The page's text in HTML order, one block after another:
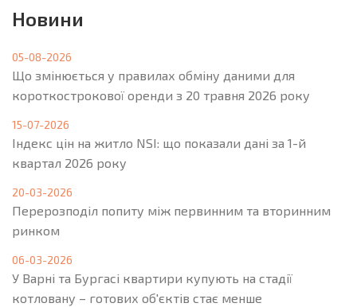
Новини
05-08-2026
Що змінюється у правилах обміну даними для
короткострокової оренди з 20 травня 2026 року
15-07-2026
Індекс цін на житло NSI: що показали дані за 1-й
квартал 2026 року
20-03-2026
Перерозподіл попиту між первинним та вторинним
ринком
06-03-2026
У Варні та Бургасі квартири купують на стадії
котловану – готових об'єктів стає менше